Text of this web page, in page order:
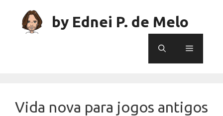
content
by Ednei P. de Melo
Menu
Vida nova para jogos antigos